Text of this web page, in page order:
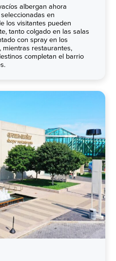
albergan ahora
en
los visitantes pueden
tanto colgado en las salas
con spray en los
restaurantes,
completan el barrio